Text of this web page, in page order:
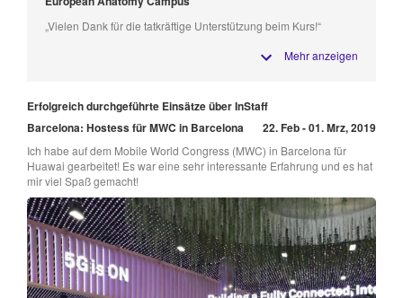
„Vielen Dank für die tatkräftige Unterstützung beim Kurs!“
Mehr anzeigen
Erfolgreich durchgeführte Einsätze über InStaff
Barcelona: Hostess für MWC in Barcelona
22. Feb - 01. Mrz, 2019
Ich habe auf dem Mobile World Congress (MWC) in Barcelona für
Huawai gearbeitet! Es war eine sehr interessante Erfahrung und es hat
mir viel Spaß gemacht!